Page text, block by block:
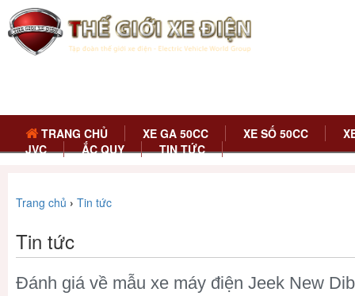
TRANG CHỦ XE GA 50CC XE SỐ 50CC
JVC
ẮC QUY TIN TỨC
Trang chủ › Tin tức
Tin tức
Đánh giá về mẫu xe máy điện Jeek New